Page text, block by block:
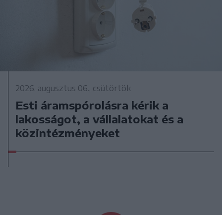
2026. augusztus 06., csütörtök
Esti áramspórolásra kérik a
lakosságot, a vállalatokat és a
közintézményeket